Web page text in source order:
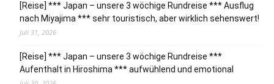
[Reise] *** Japan – unsere 3 wöchige Rundreise *** Ausflug
nach Miyajima *** sehr touristisch, aber wirklich sehenswert!
Juli 31, 2026
[Reise] *** Japan – unsere 3 wöchige Rundreise ***
Aufenthalt in Hiroshima *** aufwühlend und emotional